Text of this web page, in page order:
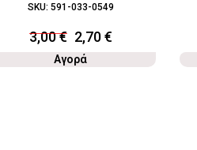
SKU: 591-033-0549
3,00€ 2,70€
Αγορά